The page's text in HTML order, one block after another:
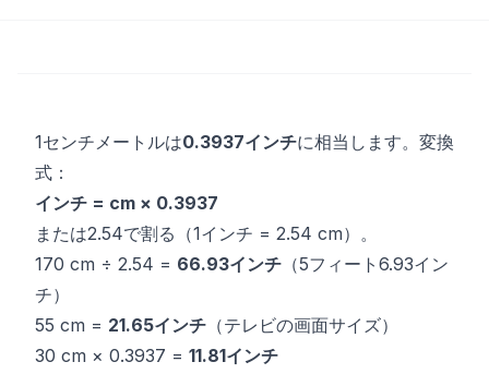
1センチメートルは0.3937インチに相当します。変換
式：
インチ = cm × 0.3937
または2.54で割る（1インチ = 2.54 cm）。
170 cm ÷ 2.54 = 66.93インチ （5フィート6.93イン
チ）
55 cm = 21.65インチ （テレビの画面サイズ）
30 cm × 0.3937 = 11.81インチ